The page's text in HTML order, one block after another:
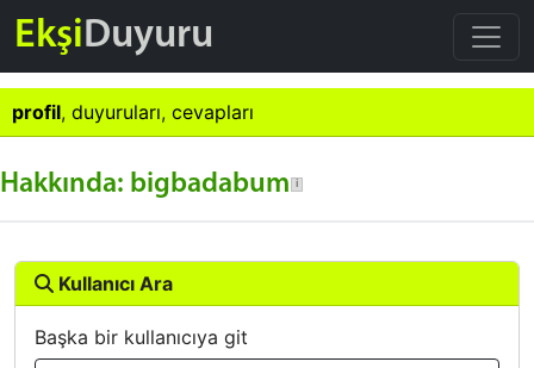
EkşiDuyuru
profil, duyuruları, cevapları
Hakkında: bigbadabum
Kullanıcı Ara
Başka bir kullanıcıya git